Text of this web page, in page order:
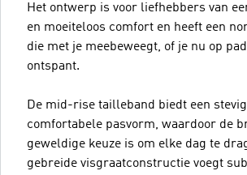
Het ontwerp is voor liefhebbers van
en moeiteloos comfort en heeft een
die met je meebeweegt, of je nu op
ontspant.
De mid-rise tailleband biedt een
comfortabele pasvorm, waardoor de
geweldige keuze is om elke dag te
gebreide visgraatconstructie voegt